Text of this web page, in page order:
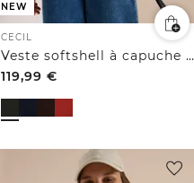
NEW
CECIL
Veste softshell à capuche amovible
119,99 €